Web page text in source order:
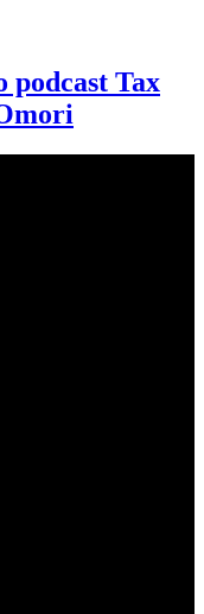
podcast Tax